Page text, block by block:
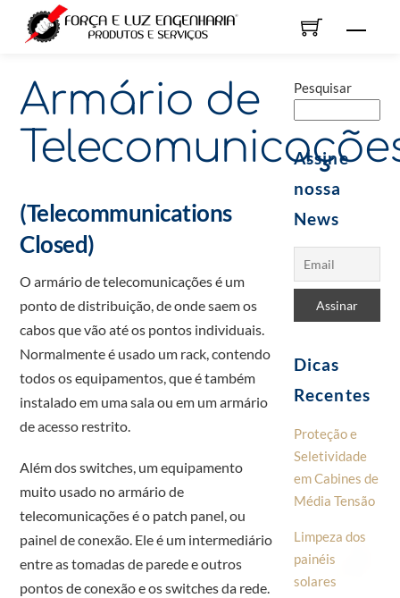
Armário de
(Telecommunications
Closed)
O armário de telecomunicações é um
ponto de distribuição, de onde saem os
cabos que vão até os pontos individuais.
Normalmente é usado um rack, contendo
todos os equipamentos, que é também
instalado em uma sala ou em um armário
de acesso restrito.
Além dos switches, um equipamento
muito usado no armário de
telecomunicações é o patch panel, ou
painel de conexão. Ele é um intermediário
entre as tomadas de parede e outros
pontos de conexão e os switches da rede.
Pesquisar
Assine
nossa
News
Dicas
Recentes
Proteção e
Seletividade
em Cabines de
Média Tensão
Limpeza dos
painéis
solares